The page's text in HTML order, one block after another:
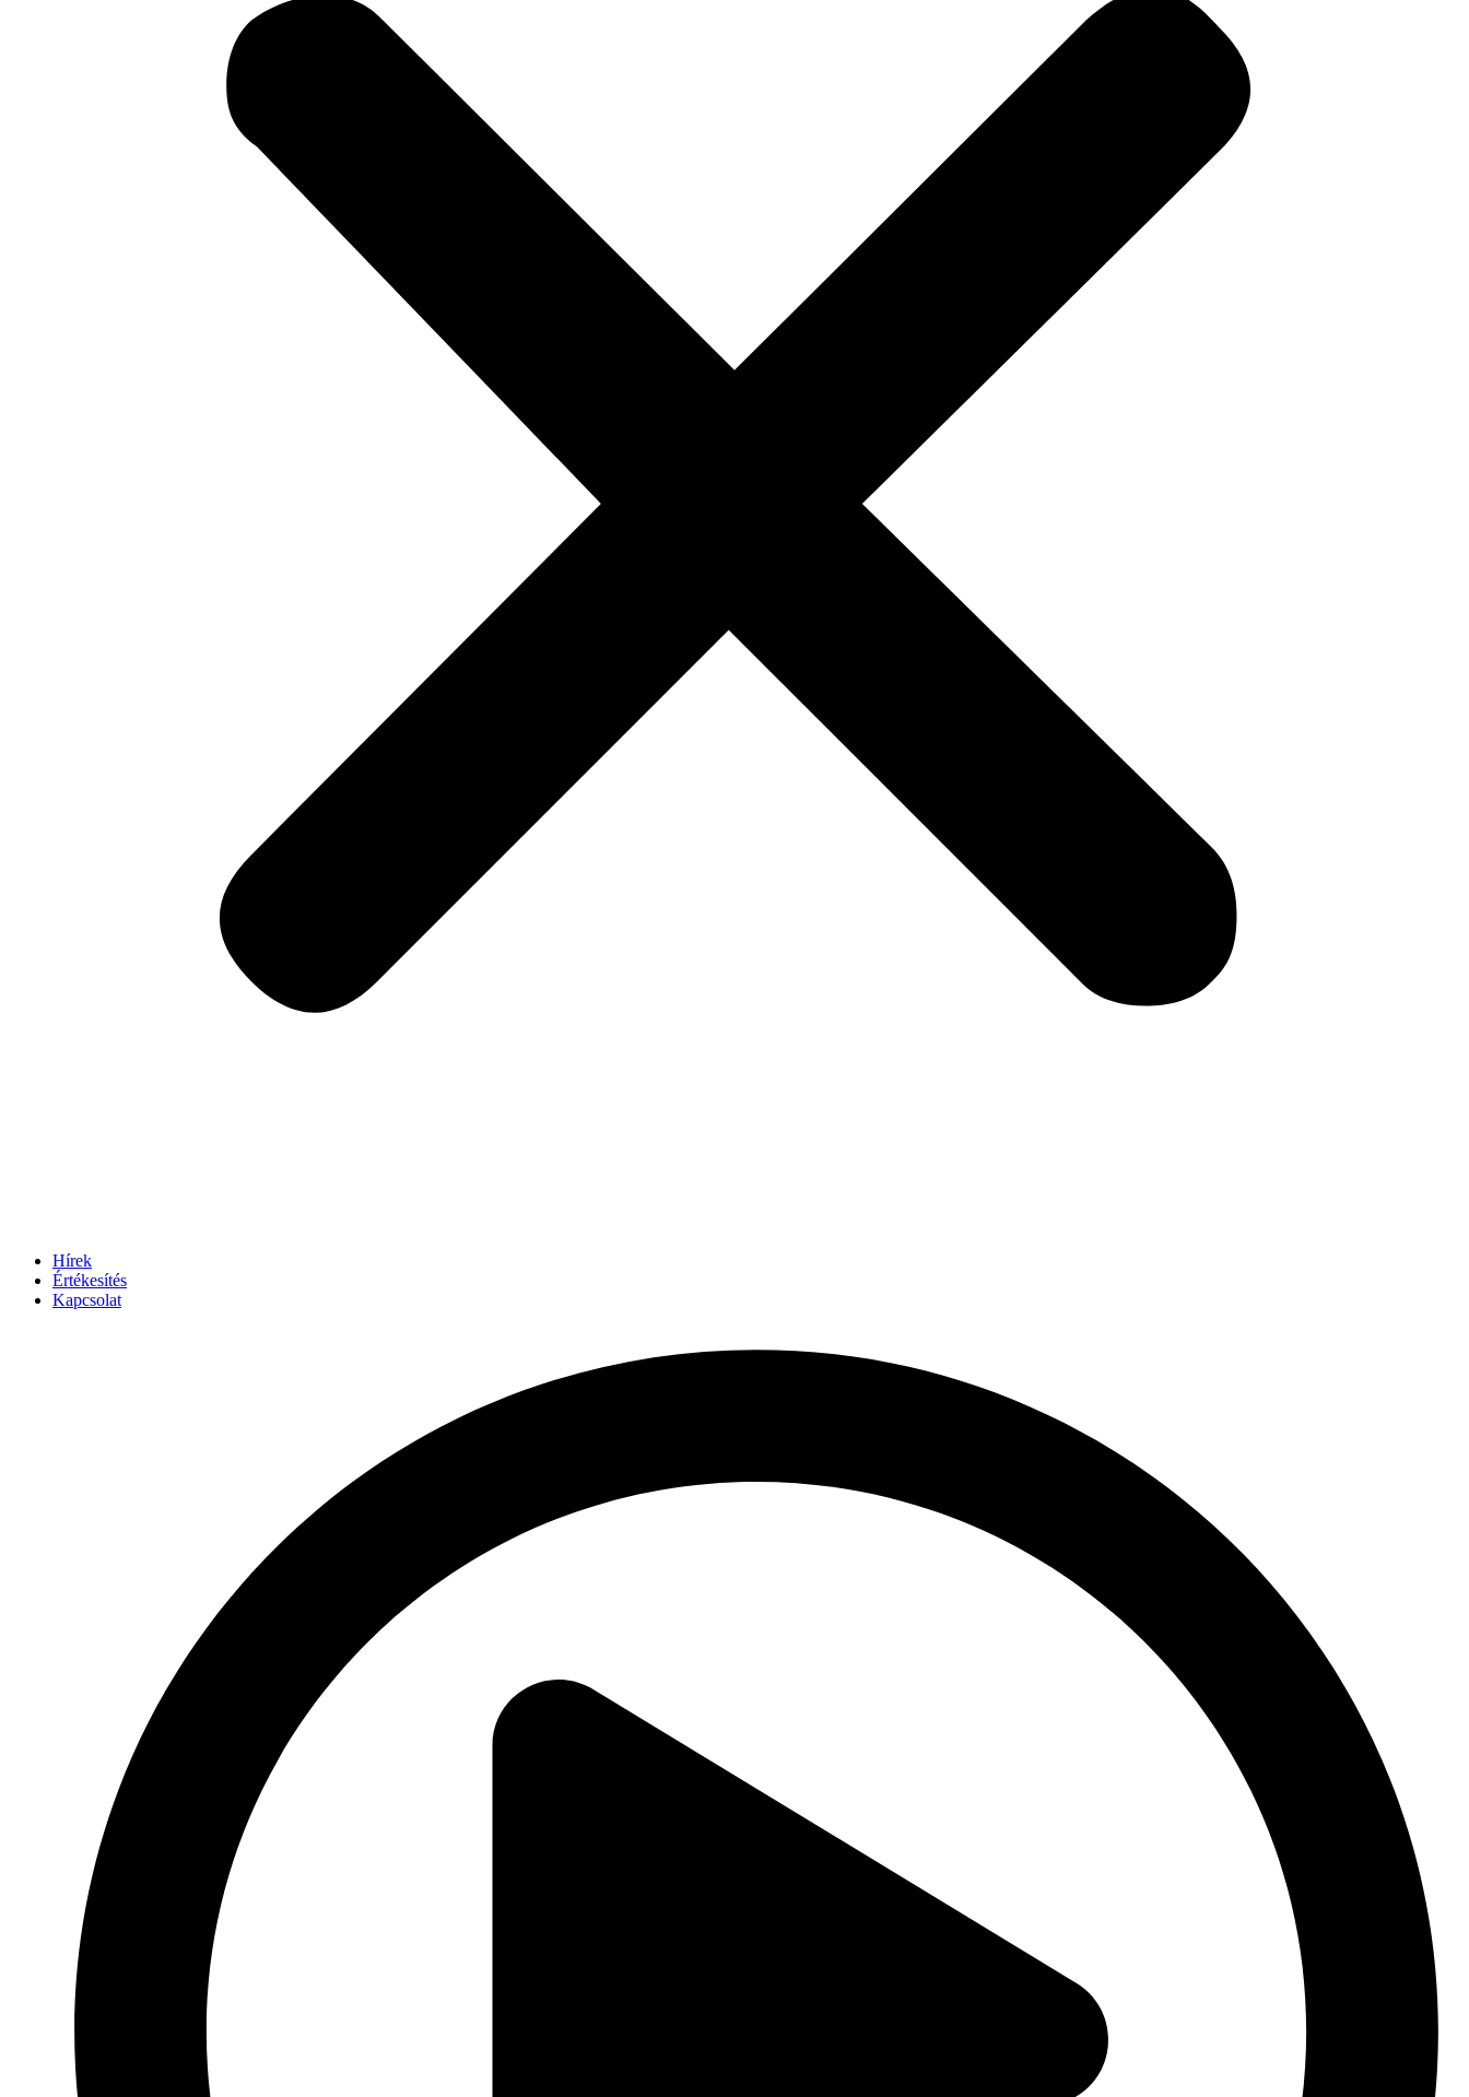
Hírek
Értékesítés
Kapcsolat